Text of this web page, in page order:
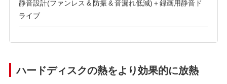
静音設計(ファンレス & 防振 & 音漏れ低減)＋録画用静音ド
ライブ
ハードディスクの熱をより効果的に放熱